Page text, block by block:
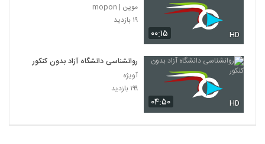
۰۰:۱۵ HD
موپن | mopon
۱۹ بازدید
۰۴:۵۰ HD
روانشناسی دانشگاه آزاد بدون کنکور
آویژه
۱۹۹ بازدید